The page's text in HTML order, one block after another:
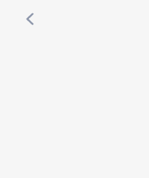
Use as setas para